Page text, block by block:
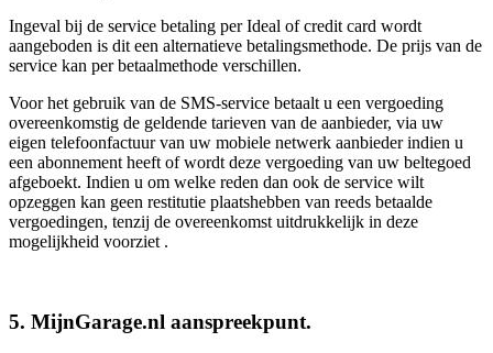
Ingeval bij de service betaling per Ideal of credit card wordt
aangeboden is dit een alternatieve betalingsmethode. De prijs van de
service kan per betaalmethode verschillen.
Voor het gebruik van de SMS-service betaalt u een vergoeding
overeenkomstig de geldende tarieven van de aanbieder, via uw
eigen telefoonfactuur van uw mobiele netwerk aanbieder indien u
een abonnement heeft of wordt deze vergoeding van uw beltegoed
afgeboekt. Indien u om welke reden dan ook de service wilt
opzeggen kan geen restitutie plaatshebben van reeds betaalde
vergoedingen, tenzij de overeenkomst uitdrukkelijk in deze
mogelijkheid voorziet .
5. MijnGarage.nl aanspreekpunt.